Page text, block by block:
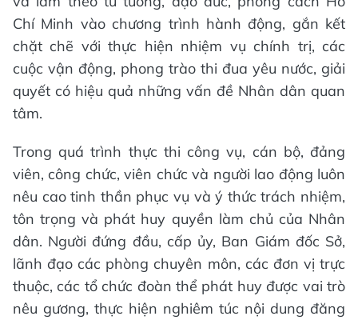
Chí Minh vào chương trình hành động, gắn kết
chặt chẽ với thực hiện nhiệm vụ chính trị, các
cuộc vận động, phong trào thi đua yêu nước, giải
quyết có hiệu quả những vấn đề Nhân dân quan
tâm.
Trong quá trình thực thi công vụ, cán bộ, đảng
viên, công chức, viên chức và người lao động luôn
nêu cao tinh thần phục vụ và ý thức trách nhiệm,
tôn trọng và phát huy quyền làm chủ của Nhân
dân. Người đứng đầu, cấp ủy, Ban Giám đốc Sở,
lãnh đạo các phòng chuyên môn, các đơn vị trực
thuộc, các tổ chức đoàn thể phát huy được vai trò
nêu gương, thực hiện nghiêm túc nội dung đăng